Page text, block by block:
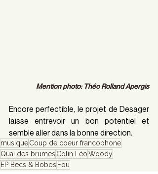
Mention photo: Théo Rolland Apergis
Encore perfectible, le projet de Desager
laisse entrevoir un bon potentiel et
semble aller dans la bonne direction.
musiqueCoup de coeur francophone
Quai des brumes Colin LéoWoody
EP Becs & Bobos Fou